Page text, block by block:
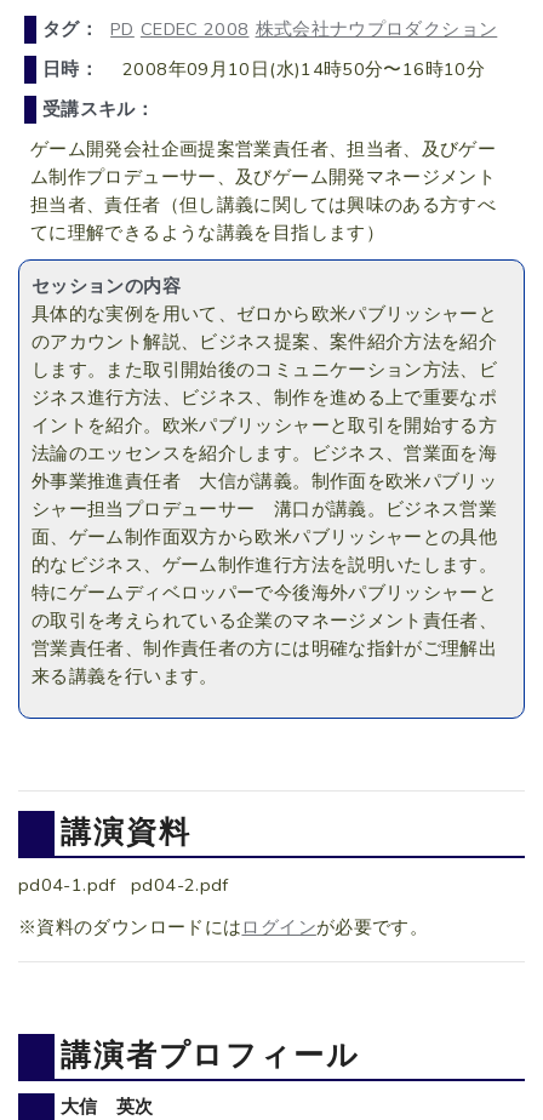
タグ： PD CEDEC 2008 株式会社ナウプロダクション
日時：
2008年09月10日(水)14時50分〜16時10分
受講スキル：
ゲーム開発会社企画提案営業責任者、担当者、及びゲー
ム制作プロデューサー、及びゲーム開発マネージメント
担当者、責任者（但し講義に関しては興味のある方すべ
てに理解できるような講義を目指します）
セッションの内容
具体的な実例を用いて、ゼロから欧米パブリッシャーと
のアカウント解説、ビジネス提案、案件紹介方法を紹介
します。また取引開始後のコミュニケーション方法、ビ
ジネス進行方法、ビジネス、制作を進める上で重要なポ
イントを紹介。欧米パブリッシャーと取引を開始する方
法論のエッセンスを紹介します。ビジネス、営業面を海
外事業推進責任者 大信が講義。制作面を欧米パブリッ
シャー担当プロデューサー 溝口が講義。ビジネス営業
面、ゲーム制作面双方から欧米パブリッシャーとの具他
的なビジネス、ゲーム制作進行方法を説明いたします。
特にゲームディベロッパーで今後海外パブリッシャーと
の取引を考えられている企業のマネージメント責任者、
営業責任者、制作責任者の方には明確な指針がご理解出
来る講義を行います。
講演資料
pd04-1.pdf
pd04-2.pdf
※資料のダウンロードには ログインが必要です。
講演者プロフィール
大信 英次